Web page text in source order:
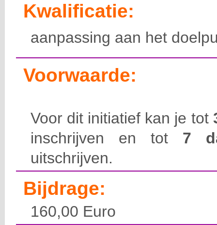
Kwalificatie:
aanpassing aan het
Voorwaarde:
Voor dit initiatief kan je tot
inschrijven en tot 7
uitschrijven.
Bijdrage:
160,00 Euro